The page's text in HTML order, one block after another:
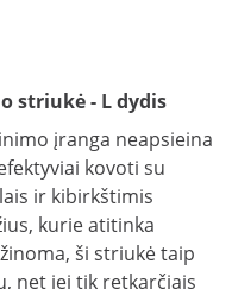
striukė - L dydis
įranga neapsieina
kovoti su
ir kibirkštimis
kurie atitinka
ši striukė taip
net jei tik retkarčiais